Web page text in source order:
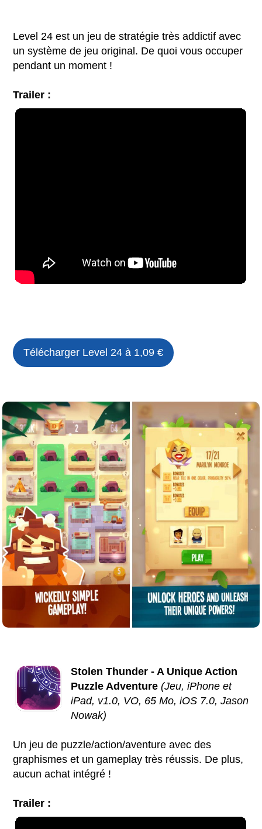
Level 24 est un jeu de stratégie très addictif avec
un système de jeu original. De quoi vous occuper
pendant un moment !
Trailer :
Télécharger Level 24 à 1,09 €
Stolen Thunder - A Unique Action
Puzzle Adventure (Jeu, iPhone et
iPad, v1.0, VO, 65 Mo, iOS 7.0, Jason
Nowak)
Un jeu de puzzle/action/aventure avec des
graphismes et un gameplay très réussis. De plus,
aucun achat intégré !
Trailer :